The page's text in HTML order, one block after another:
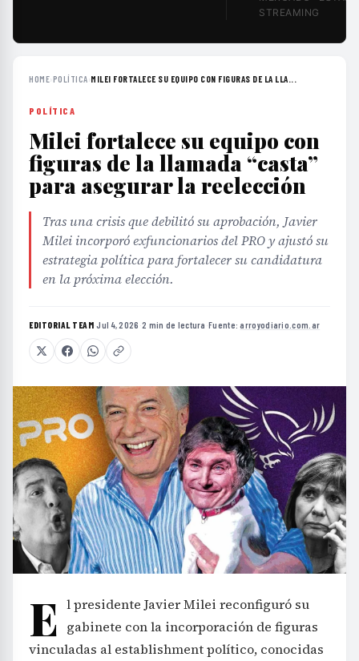
STREAMING
HOME›POLÍTICA›MILEI FORTALECE SU EQUIPO CON FIGURAS DE LA LLA...
POLÍTICA
Milei fortalece su equipo con
figuras de la llamada “casta”
para asegurar la reelección
Tras una crisis que debilitó su aprobación, Javier
Milei incorporó exfuncionarios del PRO y ajustó su
estrategia política para fortalecer su candidatura
en la próxima elección.
EDITORIAL TEAM·Jul 4, 2026 ·2 min de lectura ·Fuente:arroyodiario.com.ar
E l presidente Javier Milei reconfiguró su
gabinete con la incorporación de figuras
vinculadas al establishment político, conocidas